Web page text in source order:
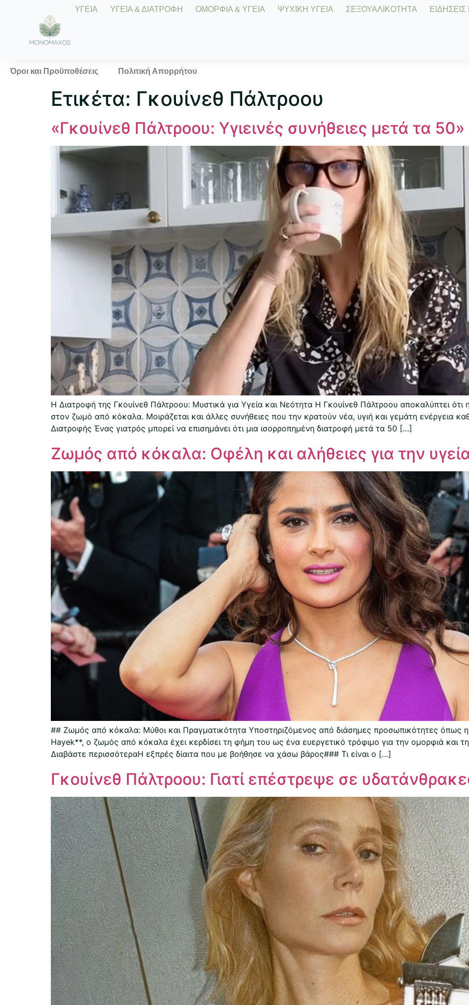
ΥΓΕΙΑ ΥΓΕΙΑ & ΔΙΑΤΡΟΦΗ ΟΜΟΡΦΙΑ & ΥΓΕΙΑ ΨΥΧΙΚΗ ΥΓΕΙΑ ΣΕΞΟΥΑΛΙΚΟΤΗΤΑ ΕΙΔΗΣΕΙΣ
Όροι και Προϋποθέσεις Πολιτική Απορρήτου
Ετικέτα: Γκουίνεθ Πάλτροου
«Γκουίνεθ Πάλτροου: Υγιεινές συνήθειες μετά τα 50»
Η Διατροφή της Γκουίνεθ Πάλτροου: Μυστικά για Υγεία και Νεότητα Η Γκουίνεθ Πάλτροου αποκαλύπτει ότι
στον ζωμό από κόκαλα. Μοιράζεται και άλλες συνήθειες που την κρατούν νέα, υγιή και γεμάτη ενέργεια
Διατροφής Ένας γιατρός μπορεί να επισημάνει ότι μια ισορροπημένη διατροφή μετά τα 50 […]
Ζωμός από κόκαλα: Οφέλη και αλήθειες για την
## Ζωμός από κόκαλα: Μύθοι και Πραγματικότητα Υποστηριζόμενος από διάσημες προσωπικότητες όπως
Hayek**, ο ζωμός από κόκαλα έχει κερδίσει τη φήμη του ως ένα ευεργετικό τρόφιμο για την ομορφιά και
Διαβάστε περισσότεραΗ εξπρές δίαιτα που με βοήθησε να χάσω βάρος### Τι είναι ο […]
Γκουίνεθ Πάλτροου: Γιατί επέστρεψε σε